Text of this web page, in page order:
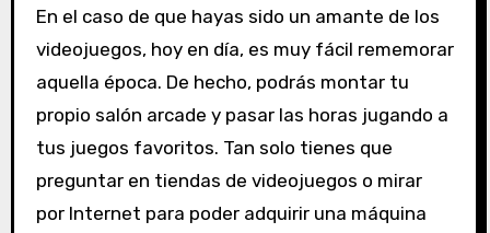
En el caso de que hayas sido un amante de los
videojuegos, hoy en día, es muy fácil rememorar
aquella época. De hecho, podrás montar tu
propio salón arcade y pasar las horas jugando a
tus juegos favoritos. Tan solo tienes que
preguntar en tiendas de videojuegos o mirar
por Internet para poder adquirir una máquina